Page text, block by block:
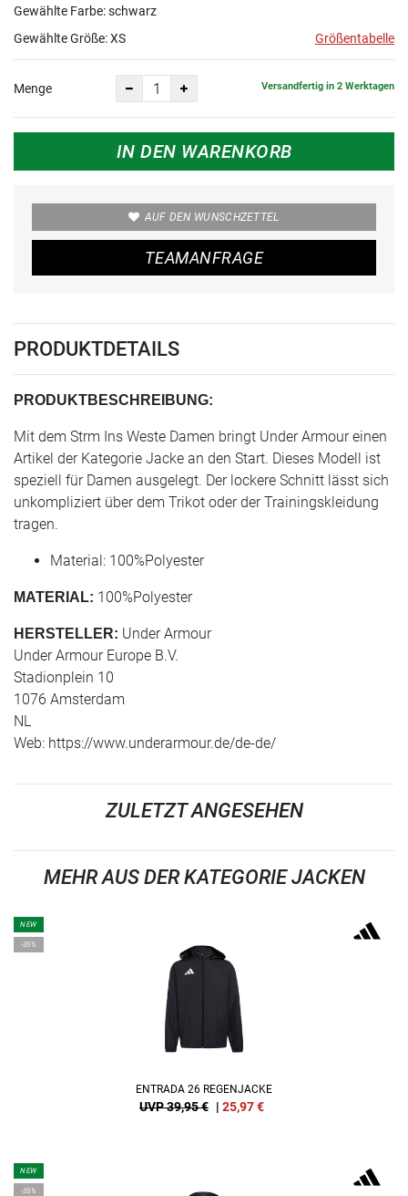
Gewählte Farbe: schwarz
Gewählte Größe:XS Größentabelle
Menge Versandfertig in 2 Werktagen
IN DEN WARENKORB
AUF DEN WUNSCHZETTEL
TEAMANFRAGE
PRODUKTDETAILS
PRODUKTBESCHREIBUNG:
Mit dem Strm Ins Weste Damen bringt Under Armour einen
Artikel der Kategorie Jacke an den Start. Dieses Modell ist
speziell für Damen ausgelegt. Der lockere Schnitt lässt sich
unkompliziert über dem Trikot oder der Trainingskleidung
tragen.
Material: 100%Polyester
MATERIAL: 100%Polyester
HERSTELLER: Under Armour
Under Armour Europe B.V.
Stadionplein 10
1076 Amsterdam
NL
Web: https://www.underarmour.de/de-de/
ZULETZT ANGESEHEN
MEHR AUS DER KATEGORIE JACKEN
NEW
-35%
ENTRADA 26 REGENJACKE
UVP 39,95 € | 25,97€
NEW
-35%